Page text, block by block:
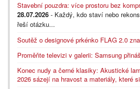
Stavební pouzdra: více prostoru bez
28.07.2026 - Každý, kdo staví nebo
řeší otázku...
Soutěž o designové prkénko FLAG 2.0
Proměňte televizi v galerii: Samsung
Konec nudy a černé klasiky: Akustické
2026 sázejí na hravost a materiály, které